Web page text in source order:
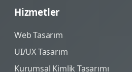
Hizmetler
Web Tasarım
UI/UX Tasarım
Kurumsal Kimlik Tasarımı